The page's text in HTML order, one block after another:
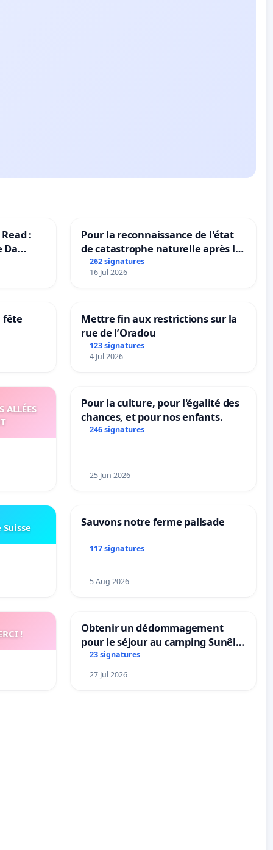
:
Da
Pour la reconnaissance de l'état
de catastrophe naturelle après la
grêle du 15 juillet 2026 à Aubenas
et ses alentours
262 signatures
16 Jul 2026
fête
Mettre fin aux restrictions sur la
rue de l’Oradou
123 signatures
4 Jul 2026
ALLÉES
Pour la culture, pour l'égalité des
chances, et pour nos enfants.
246 signatures
25 Jun 2026
Sauvons notre ferme pallsade
117 signatures
5 Aug 2026
!
Obtenir un dédommagement
pour le séjour au camping Sunêlia
La Clémentine
23 signatures
27 Jul 2026